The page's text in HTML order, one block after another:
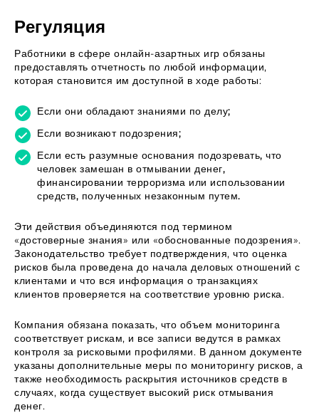
Регуляция
Работники в сфере онлайн-азартных игр обязаны
предоставлять отчетность по любой информации,
которая становится им доступной в ходе работы:
Если они обладают знаниями по делу;
Если возникают подозрения;
Если есть разумные основания подозревать, что
человек замешан в отмывании денег,
финансировании терроризма или использовании
средств, полученных незаконным путем.
Эти действия объединяются под термином
«достоверные знания» или «обоснованные подозрения».
Законодательство требует подтверждения, что оценка
рисков была проведена до начала деловых отношений с
клиентами и что вся информация о транзакциях
клиентов проверяется на соответствие уровню риска.
Компания обязана показать, что объем мониторинга
соответствует рискам, и все записи ведутся в рамках
контроля за рисковыми профилями. В данном документе
указаны дополнительные меры по мониторингу рисков, а
также необходимость раскрытия источников средств в
случаях, когда существует высокий риск отмывания
денег.